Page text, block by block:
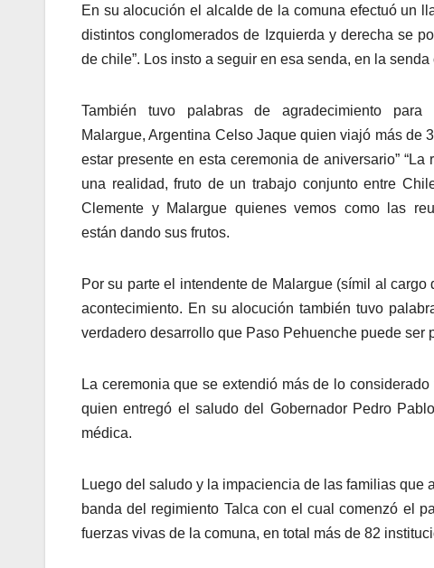
En su alocución el alcalde de la comuna efectuó un
distintos conglomerados de Izquierda y derecha se
de chile”. Los insto a seguir en esa senda, en la
También tuvo palabras de agradecimiento
Malargue, Argentina Celso Jaque quien viajó más de
estar presente en esta ceremonia de aniversario” “La
una realidad, fruto de un trabajo conjunto entre
Clemente y Malargue quienes vemos como las
están dando sus frutos.
Por su parte el intendente de Malargue (símil al
acontecimiento. En su alocución también tuvo
verdadero desarrollo que Paso Pehuenche puede ser
La ceremonia que se extendió más de lo
quien entregó el saludo del Gobernador Pedro
médica.
Luego del saludo y la impaciencia de las familias que
banda del regimiento Talca con el cual comenzó el
fuerzas vivas de la comuna, en total más de 82